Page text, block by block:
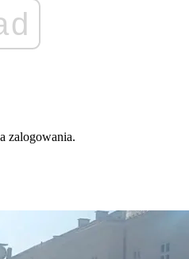
zalogowania.